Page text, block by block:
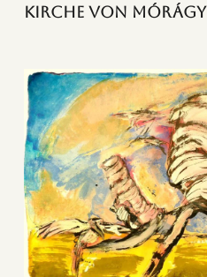
Kirche von Mórágy